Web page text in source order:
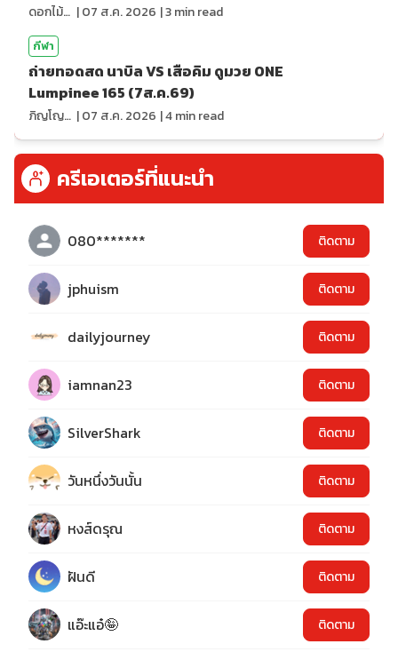
ดอกไม้กับสายน้ำ |07 ส.ค. 2026 |3min read
กีฬา
ถ่ายทอดสด นาบิล VS เสือคิม ดูมวย ONE
Lumpinee 165 (7ส.ค.69)
ภิญโญ ส่องแสง |07 ส.ค. 2026 |4min read
ครีเอเตอร์ที่แนะนำ
080******* ติดตาม
jphuism ติดตาม
dailyjourney ติดตาม
iamnan23 ติดตาม
SilverShark ติดตาม
วันหนึ่งวันนั้น ติดตาม
หงส์ดรุณ ติดตาม
ฝันดี ติดตาม
แอ๊ะแอ๋🤪 ติดตาม